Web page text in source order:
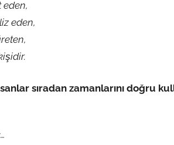
eden,
eden,
sıradan zamanlarını doğru